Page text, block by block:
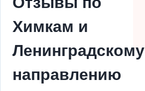
Химкам и
Ленинградскому
направлению